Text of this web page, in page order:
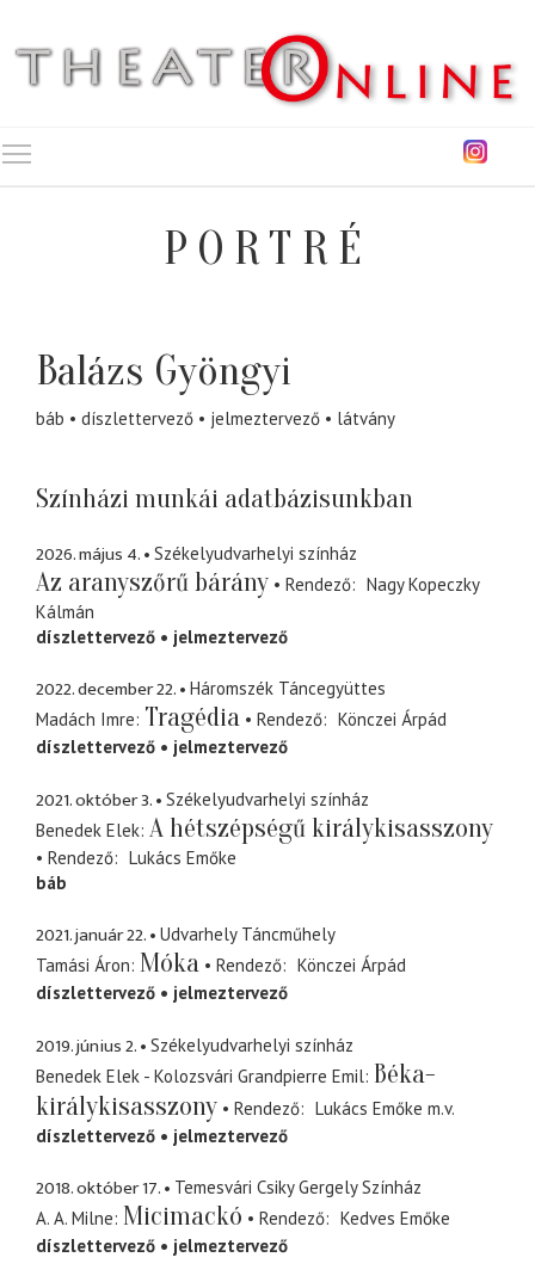
PORTRÉ
Balázs Gyöngyi
báb díszlettervező jelmeztervező látvány
Színházi munkái adatbázisunkban
2026. május 4. Székelyudvarhelyi színház
Az aranyszőrű bárány Rendező
Nagy Kopeczky
Kálmán
díszlettervező
jelmeztervező
2022. december 22.
Háromszék Táncegyüttes
Madách Imre Tragédia Rendező
Könczei Árpád
díszlettervező
jelmeztervező
2021. október 3.
Székelyudvarhelyi színház
Benedek Elek A hétszépségű királykisasszony
Rendező
Lukács Emőke
báb
2021. január 22.
Udvarhely Táncműhely
Tamási Áron Móka Rendező
Könczei Árpád
díszlettervező
jelmeztervező
2019. június 2.
Székelyudvarhelyi színház
Benedek Elek - Kolozsvári Grandpierre Emil Béka-
királykisasszony
Rendező Lukács Emőke m.v.
díszlettervező
jelmeztervező
2018. október 17.
Temesvári Csiky Gergely Színház
A. A. Milne Micimackó Rendező
Kedves Emőke
díszlettervező
jelmeztervező